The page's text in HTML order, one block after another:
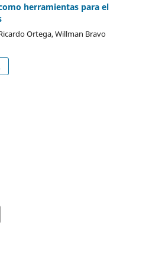
herramientas para el
Ortega, Willman Bravo